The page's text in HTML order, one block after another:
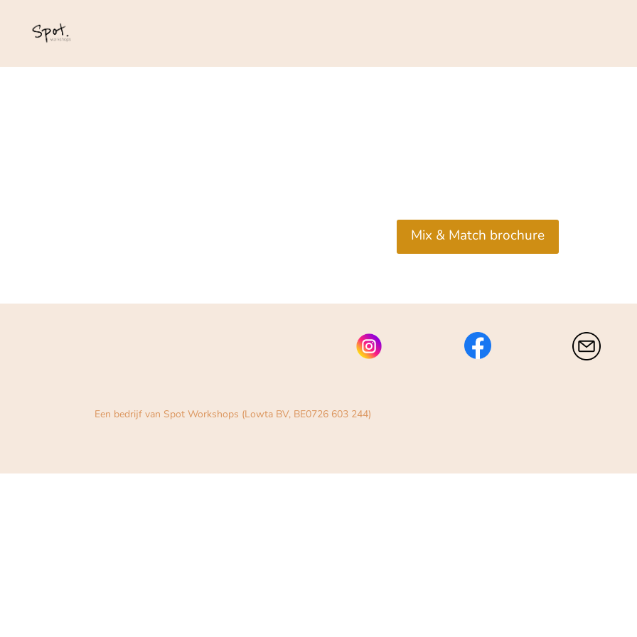
Mix & Match brochure
Een bedrijf van Spot Workshops (Lowta BV, BE0726 603 244)